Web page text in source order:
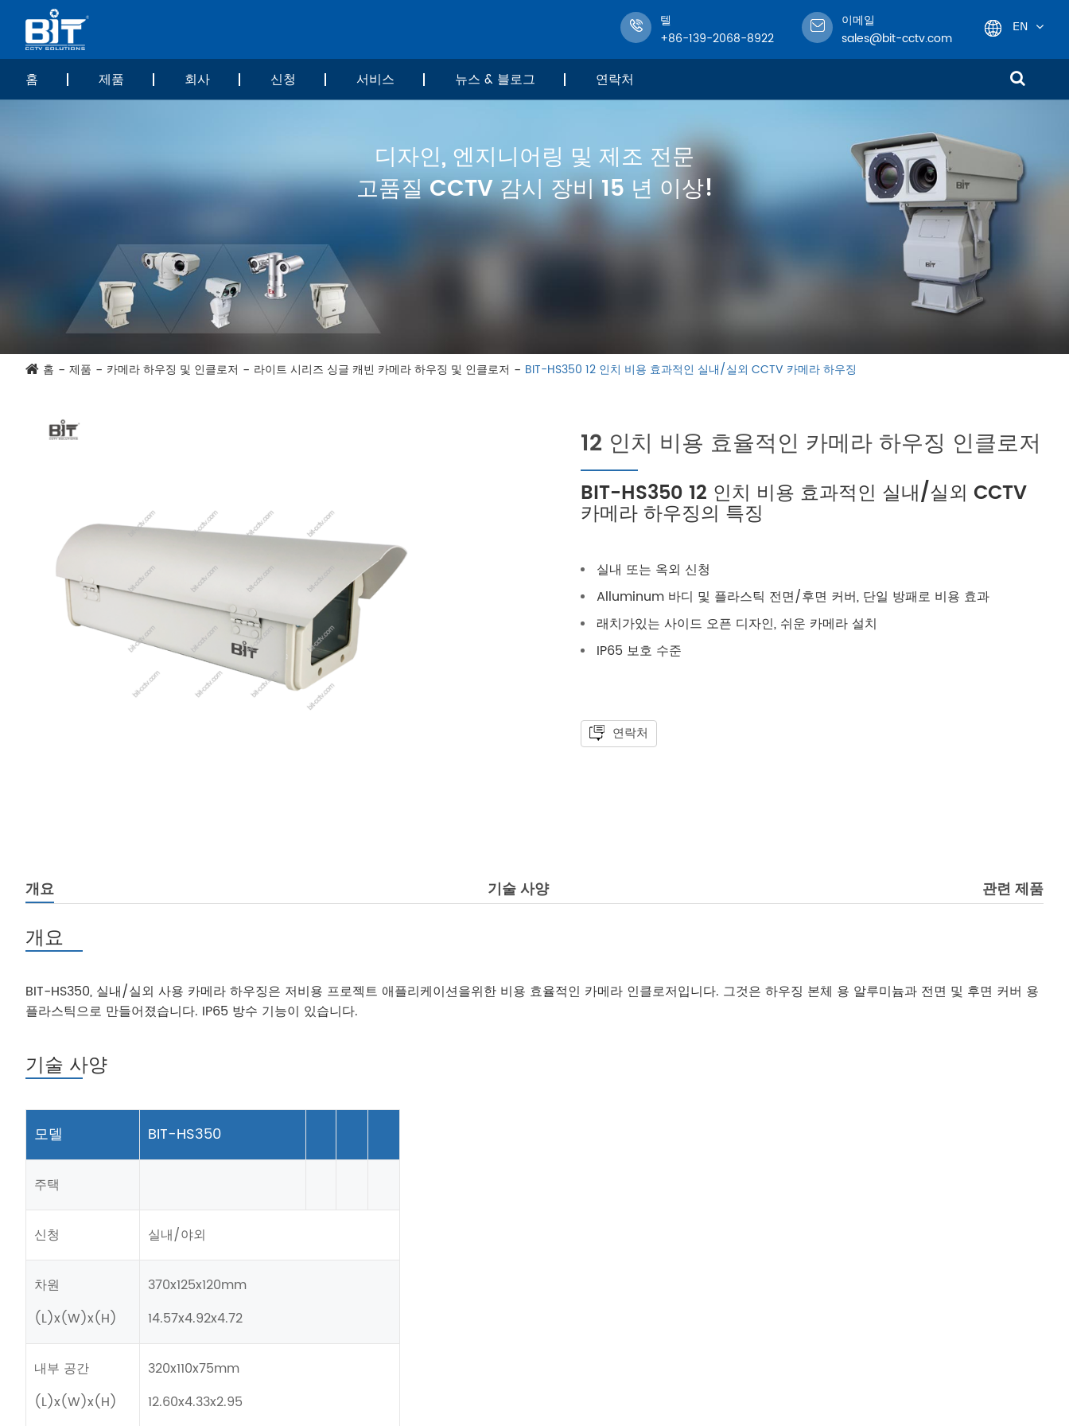
텔
+86-139-2068-8922
이메일
sales@bit-cctv.com
EN
한국어
français
Deutsch
Español
العربية
tiếng việt
홈 제품 회사 신청 서비스 뉴스 & 블로그 연락처
디자인, 엔지니어링 및 제조 전문
고품질 CCTV 감시 장비 15 년 이상!
홈 제품 카메라 하우징 및 인클로저 라이트 시리즈 싱글 캐빈 카메라 하우징 및 인클로저 BIT-HS350 12 인치 비용 효과적인 실내/실외 CCTV 카메라 하우징
12 인치 비용 효율적인 카메라 하우징 인클로저
BIT-HS350 12 인치 비용 효과적인 실내/실외 CCTV
카메라 하우징의 특징
실내 또는 옥외 신청
Alluminum 바디 및 플라스틱 전면/후면 커버, 단일 방패로 비용 효과
래치가있는 사이드 오픈 디자인, 쉬운 카메라 설치
IP65 보호 수준
연락처
개요 기술 사양 관련 제품
개요
BIT-HS350, 실내/실외 사용 카메라 하우징은 저비용 프로젝트 애플리케이션을위한 비용 효율적인 카메라 인클로저입니다. 그것은 하우징 본체 용 알루미늄과 전면 및 후면 커버 용
플라스틱으로 만들어졌습니다. IP65 방수 기능이 있습니다.
기술 사양
모델 BIT-HS350
주택
신청 실내/야외
차원
(L)x(W)x(H)
370x125x120mm
14.57x4.92x4.72
내부 공간
(L)x(W)x(H)
320x110x75mm
12.60x4.33x2.95